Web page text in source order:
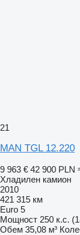
21
MAN TGL 12.220
9 963 € 42 900 PLN
Хладилен камион
2010
421 315 км
Euro 5
Мощност 250 к.с.
Обем 35,08 м³